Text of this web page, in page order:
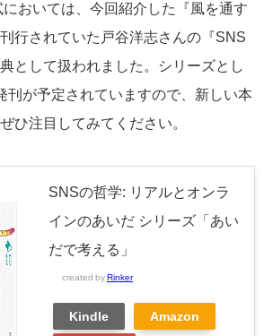
おいては、今回紹介した『風を通す
行されていた戸谷洋志さんの『SNS
として扱われました。シリーズとし
刊が予定されていますので、新しい本
ひ注目してみてください。
SNSの哲学: リアルとオンラ
インのあいだ シリーズ「あい
だで考える」
created by Rinker
Kindle Amazon